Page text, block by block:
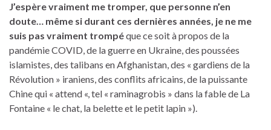
J’espère vraiment me tromper, que personne n’en
doute… même si durant ces dernières années, je ne me
suis pas vraiment trompéque ce soit à propos de la
pandémie COVID, de la guerre en Ukraine, des poussées
islamistes, des talibans en Afghanistan, des « gardiens de la
Révolution » iraniens, des conflits africains, de la puissante
Chine qui « attend «, tel « raminagrobis » dans la fable de La
Fontaine « le chat, la belette et le petit lapin »).